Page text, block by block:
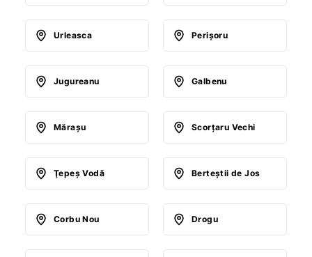
Urleasca Perişoru
Jugureanu Galbenu
Măraşu Scorţaru Vechi
Ţepeş Vodă Berteştii de Jos
Corbu Nou Drogu